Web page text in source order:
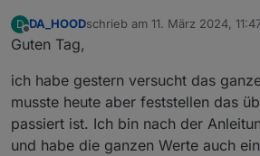
D
Offline
DA_HOODschrieb am 11. März 2024,
zuletzt editiert von
Guten Tag,
ich habe gestern versucht das
musste heute aber feststellen das
passiert ist. Ich bin nach der
und habe die ganzen Werte auch